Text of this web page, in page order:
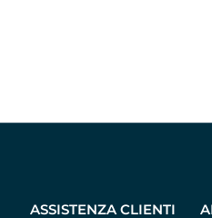
ASSISTENZA CLIENTI